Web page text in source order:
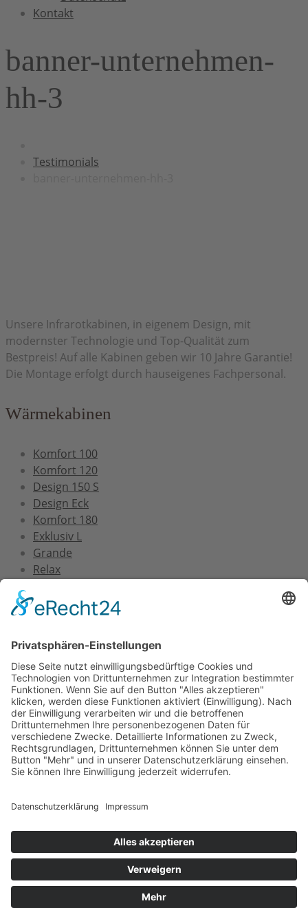
Kontakt
banner-unternehmen-
hh-3
Testimonials
Unsere Infrarotkabinen, in eigenem Design, mit
modernster Technologie und Top-Qualität zum
Bestpreis! Auf alle Kabinen geben wir 10 Jahre Garantie!
Die Montage erfolgt durch hauseigenes Fachpersonal.
Wärmekabinen
Komfort 100
Komfort 120
Design 150 S
Design Eck
Komfort 180
Exklusiv L
Grande
Relax
Service
Versand und Montage
Zertifizierung
Gewährleistung
FAQs
Downloads
Unternehmen
FAQs
Kontakt
Datenschutz
Impressum